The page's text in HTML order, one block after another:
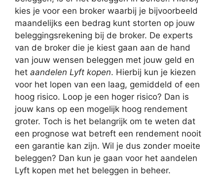
kies je voor een broker waarbij je bijvoorbeeld
maandelijks een bedrag kunt storten op jouw
beleggingsrekening bij de broker. De experts
van de broker die je kiest gaan aan de hand
van jouw wensen beleggen met jouw geld en
het aandelen Lyft kopen. Hierbij kun je kiezen
voor het lopen van een laag, gemiddeld of een
hoog risico. Loop je een hoger risico? Dan is
jouw kans op een mogelijk hoog rendement
groter. Toch is het belangrijk om te weten dat
een prognose wat betreft een rendement nooit
een garantie kan zijn. Wil je dus zonder moeite
beleggen? Dan kun je gaan voor het aandelen
Lyft kopen met het beleggen in beheer.